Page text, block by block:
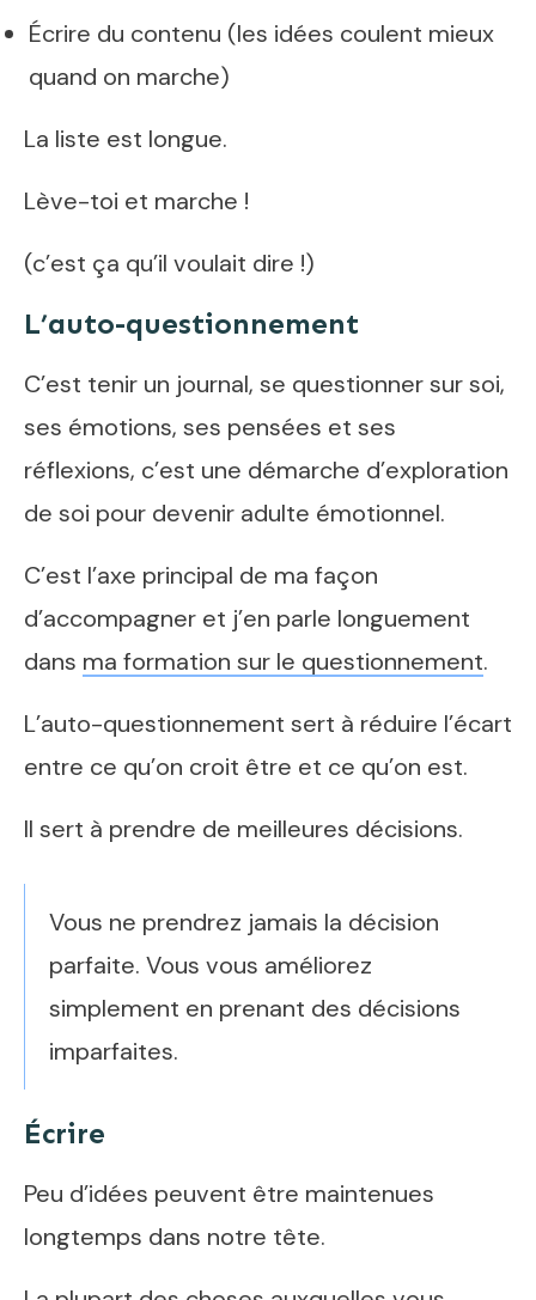
Écrire du contenu (les idées coulent mieux
quand on marche)
La liste est longue.
Lève-toi et marche !
(c’est ça qu’il voulait dire !)
L’auto-questionnement
C’est tenir un journal, se questionner sur soi,
ses émotions, ses pensées et ses
réflexions, c’est une démarche d’exploration
de soi pour devenir adulte émotionnel.
C’est l’axe principal de ma façon
d’accompagner et j’en parle longuement
dans ma formation sur le questionnement.
L’auto-questionnement sert à réduire l’écart
entre ce qu’on croit être et ce qu’on est.
Il sert à prendre de meilleures décisions.
Vous ne prendrez jamais la décision
parfaite. Vous vous améliorez
simplement en prenant des décisions
imparfaites.
Écrire
Peu d’idées peuvent être maintenues
longtemps dans notre tête.